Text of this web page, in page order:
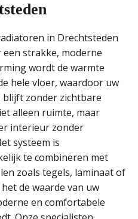
in Drechtsteden
strakke, moderne
wordt de warmte
hele vloer, waardoor uw
zonder zichtbare
alleen ruimte, maar
interieur zonder
systeem is
te combineren met
zoals tegels, laminaat of
de waarde van uw
en comfortabele